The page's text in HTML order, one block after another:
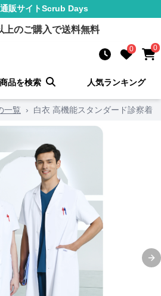
販サイトScrub Days
上のご購入で送料無料
0 0
商品を検索 人気ランキング
一覧 › 白衣 高機能スタンダード診察着